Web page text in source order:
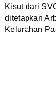
Kisut dari
ditetapkan
Kelurahan